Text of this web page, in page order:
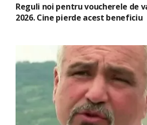
Reguli noi pentru voucherele de
2026. Cine pierde acest beneficiu